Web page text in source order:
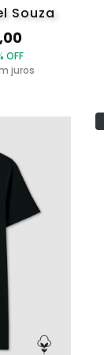
Souza
OFF
juros